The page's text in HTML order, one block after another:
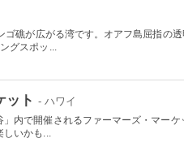
礁が広がる湾です。オアフ島屈指の
グスポッ...
ット - ハワイ
内で開催されるファーマーズ・マーケ
しいかも...